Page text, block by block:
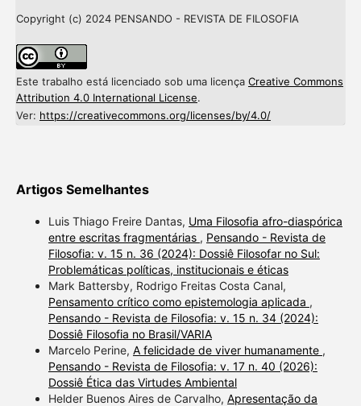
Copyright (c) 2024 PENSANDO - REVISTA DE FILOSOFIA
Este trabalho está licenciado sob uma licença Creative Commons
Attribution 4.0 International License.
Ver: https://creativecommons.org/licenses/by/4.0/
Artigos Semelhantes
Luis Thiago Freire Dantas, Uma Filosofia afro-diaspórica
entre escritas fragmentárias , Pensando - Revista de
Filosofia: v. 15 n. 36 (2024): Dossiê Filosofar no Sul:
Problemáticas políticas, institucionais e éticas
Mark Battersby, Rodrigo Freitas Costa Canal,
Pensamento crítico como epistemologia aplicada ,
Pensando - Revista de Filosofia: v. 15 n. 34 (2024):
Dossiê Filosofia no Brasil/VARIA
Marcelo Perine, A felicidade de viver humanamente ,
Pensando - Revista de Filosofia: v. 17 n. 40 (2026):
Dossiê Ética das Virtudes Ambiental
Helder Buenos Aires de Carvalho, Apresentação da